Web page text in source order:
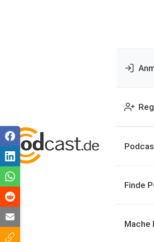
Finde
Mache